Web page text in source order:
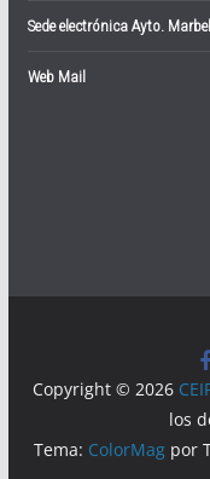
Sede electrónica Ayto.
Web Mail
Copyright © 2026
los
Tema: ColorMag por